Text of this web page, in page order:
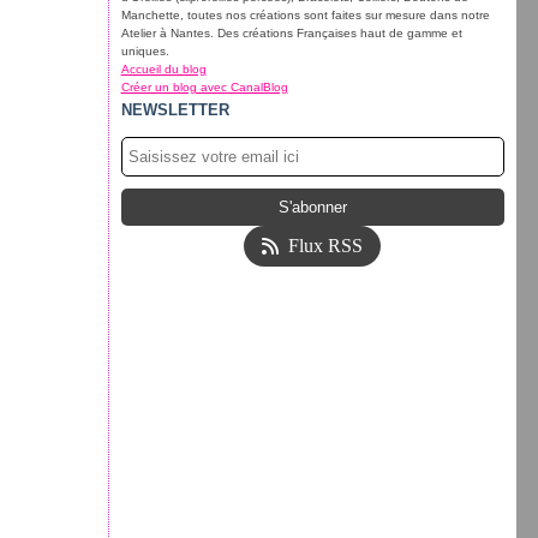
Manchette, toutes nos créations sont faites sur mesure dans notre
Atelier à Nantes. Des créations Françaises haut de gamme et
uniques.
Accueil du blog
Créer un blog avec CanalBlog
NEWSLETTER
Flux RSS